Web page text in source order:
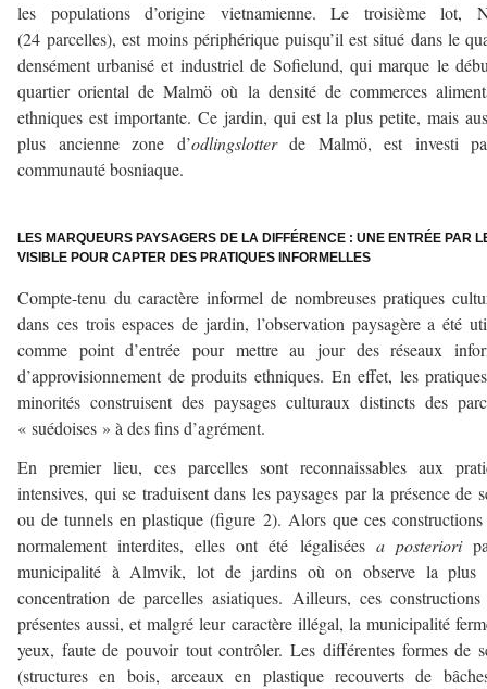
les populations d’origine vietnamienne. Le troisième lot,
(24 parcelles), est moins périphérique puisqu’il est situé dans le
densément urbanisé et industriel de Sofielund, qui marque le
quartier oriental de Malmö où la densité de commerces
ethniques est importante. Ce jardin, qui est la plus petite, mais
plus ancienne zone d’odlingslotterde Malmö, est investi
communauté bosniaque.
LES MARQUEURS PAYSAGERS DE LA DIFFÉRENCE : UNE ENTRÉE PAR
VISIBLE POUR CAPTER DES PRATIQUES INFORMELLES
Compte-tenu du caractère informel de nombreuses pratiques
dans ces trois espaces de jardin, l’observation paysagère a été
comme point d’entrée pour mettre au jour des réseaux
d’approvisionnement de produits ethniques. En effet, les
minorités construisent des paysages culturaux distincts des
« suédoises » à des fins d’agrément.
En premier lieu, ces parcelles sont reconnaissables aux
intensives, qui se traduisent dans les paysages par la présence de
ou de tunnels en plastique (figure 2). Alors que ces constructions
normalement interdites, elles ont été légalisées a posteriori
municipalité à Almvik, lot de jardins où on observe la plus
concentration de parcelles asiatiques. Ailleurs, ces constructions
présentes aussi, et malgré leur caractère illégal, la municipalité
yeux, faute de pouvoir tout contrôler. Les différentes formes de
(structures en bois, arceaux en plastique recouverts de